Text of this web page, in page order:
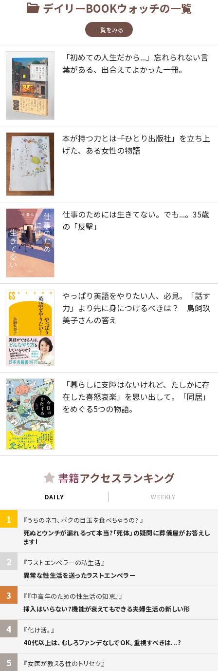
デイリーBOOKウォッチの一覧
一覧をみる
「初めての人生だから...」忘れられない言
葉がある、出合えてよかった一冊。
本が持つ力とは――「ひとり出版社」を立ち上
げた、ある女性の物語
仕事のためには生きてない。でも...。35歳
の「反撃」
やっぱり英語をやりたい人、必見。「話す
力」より先に身につけるべきは？ 鳥飼玖
美子さんの答え
「暮らしに支障はないけれど、たしかに存
在した喜怒哀楽」を思い出して。「同居」
をめぐる5つの物語。
書籍アクセスランキング
DAILY WEEKLY
1
うちのネコ、ボクの目玉を食べちゃうの?
死ぬとウンチが漏れるって本当?「死体」の疑問に葬儀屋がお答えし
ます!
2
ラストエンペラーの私生活
異常な性生活を送ったラストエンペラー
3
『中高年のための性生活の知恵』
挿入はいらない?機能が衰えてもできる夫婦生活の新しい形
4
化け活。
40代以上は、むしろファンデなしでOK。重視すべきは...?
5
女医が教える性のトリセツ